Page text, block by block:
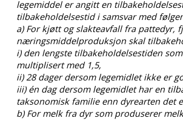
legemiddel er angitt en
tilbakeholdelsestid i samsvar med
a) For kjøtt og slakteavfall fra
næringsmiddelproduksjon skal
i) den lengste tilbakeholdelsestiden
multiplisert med 1,5,
ii) 28 dager dersom legemidlet ikke er
iii) én dag dersom legemidlet har en
taksonomisk familie enn dyrearten det
b) For melk fra dyr som produserer